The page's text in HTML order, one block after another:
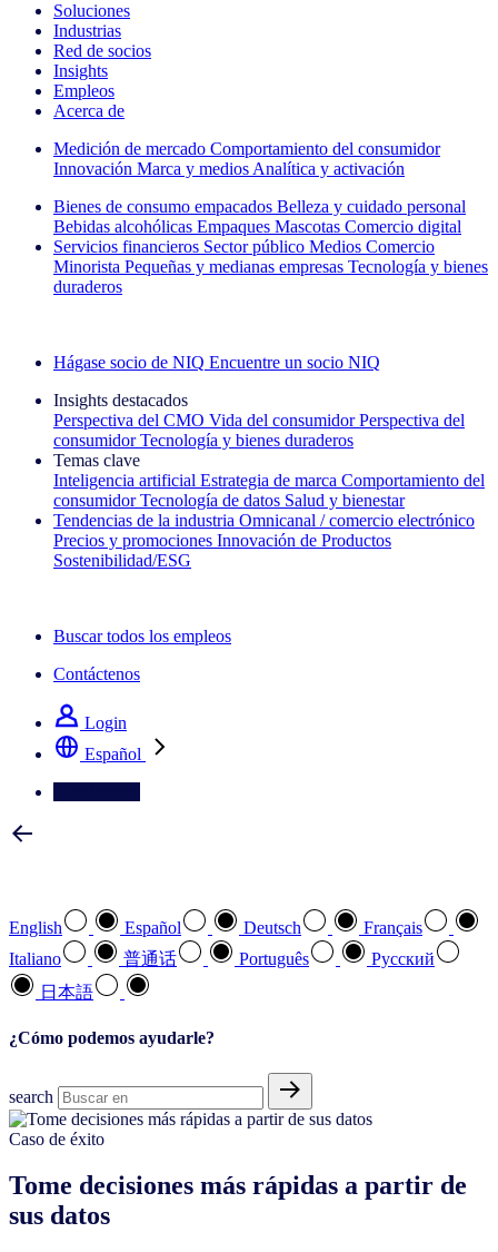
Soluciones
Industrias
Red de socios
Insights
Empleos
Acerca de
Medición de mercado Comportamiento del consumidor
Innovación Marca y medios Analítica y activación
Bienes de consumo empacados Belleza y cuidado personal
Bebidas alcohólicas Empaques Mascotas Comercio digital
Servicios financieros Sector público Medios Comercio
Minorista Pequeñas y medianas empresas Tecnología y bienes
duraderos
Hágase socio de NIQ Encuentre un socio NIQ
Insights destacados
Perspectiva del CMO Vida del consumidor Perspectiva del
consumidor Tecnología y bienes duraderos
Temas clave
Inteligencia artificial Estrategia de marca Comportamiento del
consumidor Tecnología de datos Salud y bienestar
Tendencias de la industria Omnicanal / comercio electrónico
Precios y promociones Innovación de Productos
Sostenibilidad/ESG
Buscar todos los empleos
Contáctenos
Login
Español
English Español Deutsch
Français
Italiano
普通话 Português
Pусский
日本語
¿Cómo podemos ayudarle?
search
Caso de éxito
Tome decisiones más rápidas a partir de
sus datos